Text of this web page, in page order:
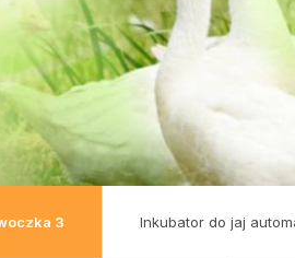
3 Inkubator do jaj